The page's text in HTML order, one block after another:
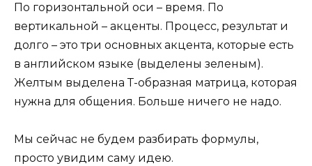
По горизонтальной оси – время. По
вертикальной – акценты. Процесс, результат и
долго – это три основных акцента, которые есть
в английском языке (выделены зеленым).
Желтым выделена Т-образная матрица, которая
нужна для общения. Больше ничего не надо.
Мы сейчас не будем разбирать формулы,
просто увидим саму идею.